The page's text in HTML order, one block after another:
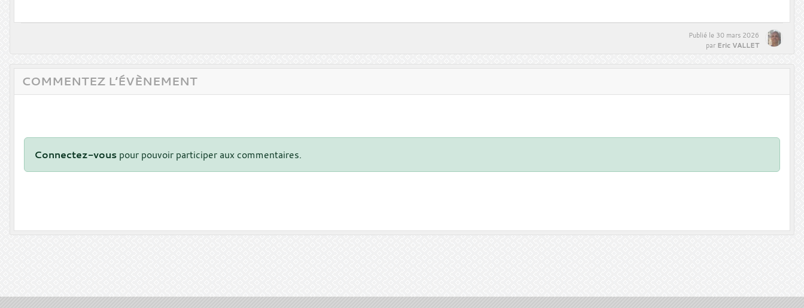
Publié le 30 mars 2026
par Eric VALLET
COMMENTEZ L’ÉVÈNEMENT
Connectez-vous pour pouvoir participer aux commentaires.